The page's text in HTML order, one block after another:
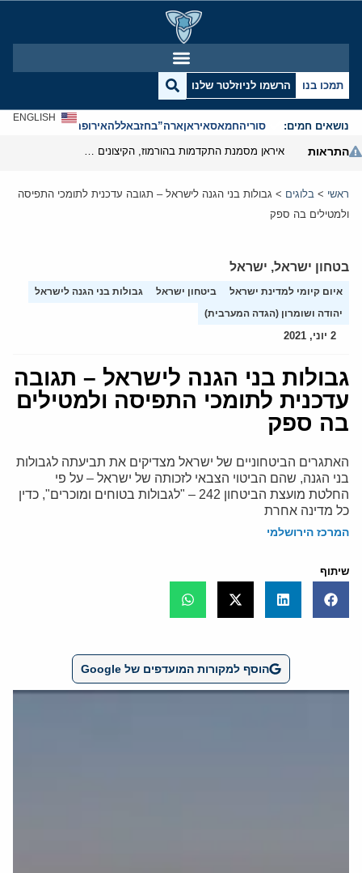
תמכו בנו הרשמו לניוזלטר שלנו
נושאים חמים: סוריהחמאסאיראןארה”בחזבאללהאירופהאנטישמיות
ENGLISH
התראות
ראשי > בלוגים > גבולות בני הגנה לישראל – תגובה עדכנית לתומכי התפיסה
ולמטילים בה ספק
בטחון ישראל, ישראל
איום קיומי למדינת ישראל ביטחון ישראל
גבולות בני הגנה לישראל
יהודה ושומרון (הגדה המערבית)
2 יוני, 2021
גבולות בני הגנה לישראל – תגובה
עדכנית לתומכי התפיסה ולמטילים
בה ספק
האתגרים הביטחוניים של ישראל מצדיקים את תביעתה לגבולות
בני הגנה, שהם הביטוי הצבאי לזכותה של ישראל – על פי
החלטת מועצת הביטחון 242 – "לגבולות בטוחים ומוכרים", כדין
כל מדינה אחרת
המרכז הירושלמי
שיתוף
הוסף למקורות המועדפים של Google